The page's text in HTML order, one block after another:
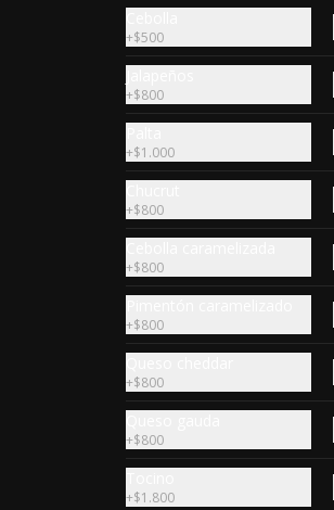
+$500
+$800
+$1.000
+$800
+$800
+$800
+$800
+$800
+$1.800